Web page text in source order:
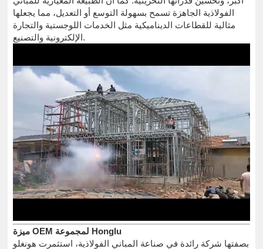
الفولاذية الجاهزة تسمح بسهولة التوسع أو التعديل، مما يجعلها
مثالية للقطاعات الديناميكية مثل الخدمات اللوجستية والتجارة
الإلكترونية والتصنيع.
ميزة OEM لمجموعة Honglu
بصفتها شركة رائدة في صناعة المباني الفولاذية، استثمرت هونغلو